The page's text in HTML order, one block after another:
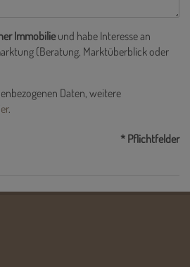
Immobilieund habe Interesse an
(Beratung, Marktüberblick oder
Daten, weitere
.
* Pflichtfelder